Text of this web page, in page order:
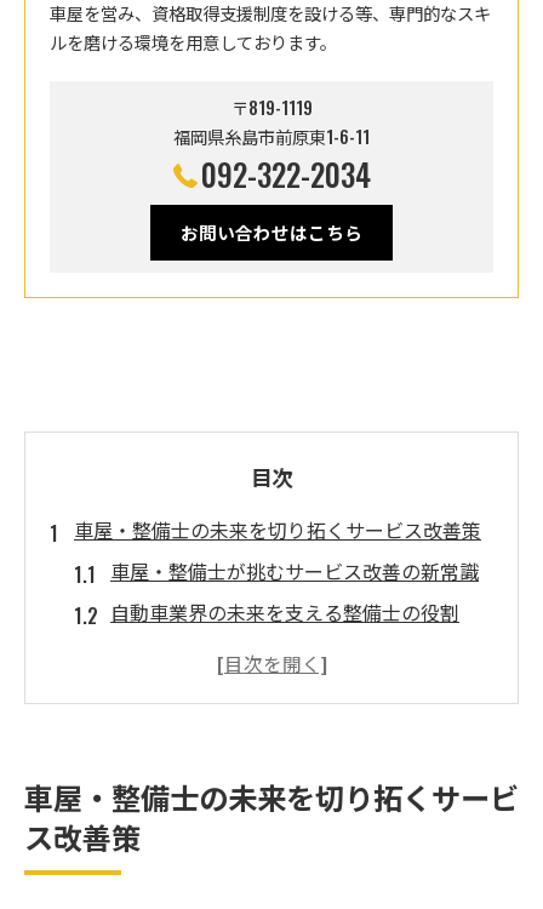
車屋を営み、資格取得支援制度を設ける等、専門的なスキ
ルを磨ける環境を用意しております。
〒819-1119
福岡県糸島市前原東1-6-11
092-322-2034
お問い合わせはこちら
目次
車屋・整備士の未来を切り拓くサービス改善策
車屋・整備士が挑むサービス改善の新常識
自動車業界の未来を支える整備士の役割
サービス改善に必要な現場力と発想の転換
整備士不足が業界に与える影響と対策法
整備士不足が車屋へ及ぼす深刻な影響とは
車屋・整備士の未来を切り拓くサービ
ス改善策